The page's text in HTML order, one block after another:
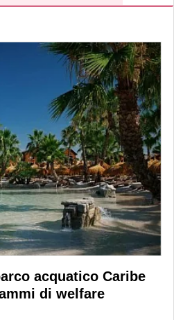
acquatico Caribe
di welfare